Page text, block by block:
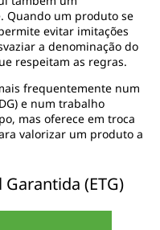
Quando um produto se
evitar imitações
a denominação do
respeitam as regras.
frequentemente num
e num trabalho
mas oferece em troca
valorizar um produto a
(ETG)